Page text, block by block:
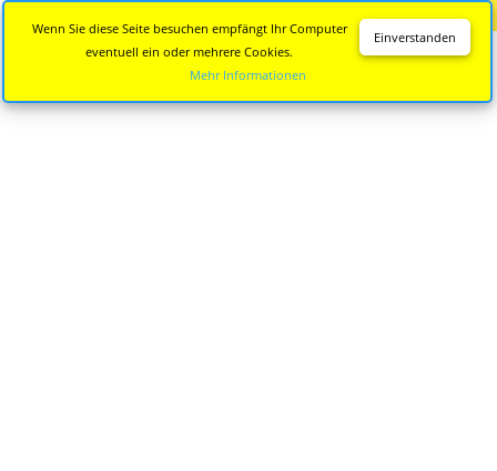
Einverstanden
Wenn Sie diese Seite besuchen empfängt Ihr Computer
eventuell ein oder mehrere Cookies.
Mehr Informationen